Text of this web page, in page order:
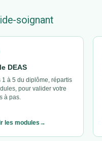
soignant
DEAS
1 à 5 du diplôme, répartis
pour valider votre
à pas.
les modules